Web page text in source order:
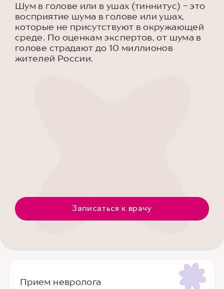
Шум в голове или в ушах (тиннитус) - это
восприятие шума в голове или ушах,
которые не присутствуют в окружающей
среде. По оценкам экспертов, от шума в
голове страдают до 10 миллионов
жителей России.
Записаться к врачу
Прием невролога